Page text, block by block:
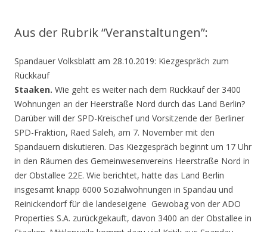
Aus der Rubrik “Veranstaltungen”:
Spandauer Volksblatt am 28.10.2019: Kiezgespräch zum
Rückkauf
Staaken. Wie geht es weiter nach dem Rückkauf der 3400
Wohnungen an der Heerstraße Nord durch das Land Berlin?
Darüber will der SPD-Kreischef und Vorsitzende der Berliner
SPD-Fraktion, Raed Saleh, am 7. November mit den
Spandauern diskutieren. Das Kiezgespräch beginnt um 17 Uhr
in den Räumen des Gemeinwesenvereins Heerstraße Nord in
der Obstallee 22E. Wie berichtet, hatte das Land Berlin
insgesamt knapp 6000 Sozialwohnungen in Spandau und
Reinickendorf für die landeseigene Gewobag von der ADO
Properties S.A. zurückgekauft, davon 3400 an der Obstallee in